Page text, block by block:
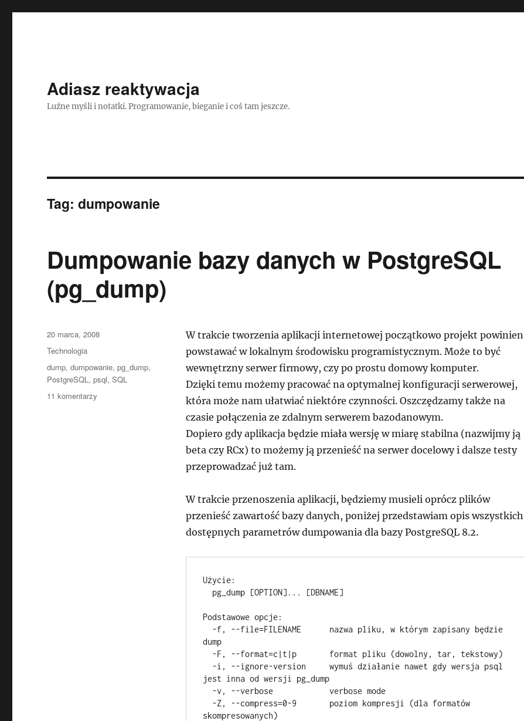
Adiasz reaktywacja
Luźne myśli i notatki. Programowanie, bieganie i coś tam jeszcze.
Tag:dumpowanie
Dumpowanie bazy danych w PostgreSQL
(pg_dump)
W trakcie tworzenia aplikacji internetowej początkowo projekt powinien
powstawać w lokalnym środowisku programistycznym. Może to być
wewnętrzny serwer firmowy, czy po prostu domowy komputer.
Dzięki temu możemy pracować na optymalnej konfiguracji serwerowej,
która może nam ułatwiać niektóre czynności. Oszczędzamy także na
czasie połączenia ze zdalnym serwerem bazodanowym.
Dopiero gdy aplikacja będzie miała wersję w miarę stabilna (nazwijmy ją
beta czy RCx) to możemy ją przenieść na serwer docelowy i dalsze testy
przeprowadzać już tam.
W trakcie przenoszenia aplikacji, będziemy musieli oprócz plików
przenieść zawartość bazy danych, poniżej przedstawiam opis wszystkich
dostępnych parametrów dumpowania dla bazy PostgreSQL 8.2.
Użycie:
Podstawowe opcje:
dump
jest inna od wersji pg_dump
skompresowanych)
Data
publikacji
20 marca, 2008
Kategorie
Technologia
Tagi
dump,dumpowanie,pg_dump,
PostgreSQL,psql,SQL
11 komentarzy